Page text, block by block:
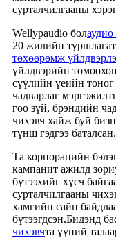
сурталчилгааны
Wellypaudio бол
20 жилийн
төхөөрөмж
үйлдвэрийн
сүүлийн үеийн
чадварлаг
гоо зүй, брэндийн
чихэвч хайж буй
түнш гэдгээ баталсан.
Та корпорацийн
кампанит ажилд
бүтээхийг хүсч
сурталчилгааны
хамгийн сайн
бүтээгдсэн.Бидэнд
чихэвчта үүний